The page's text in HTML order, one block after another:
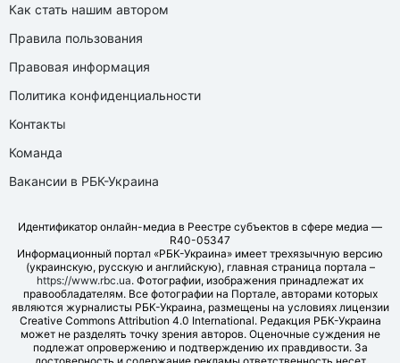
Как стать нашим автором
Правила пользования
Правовая информация
Политика конфиденциальности
Контакты
Команда
Вакансии в РБК-Украина
Идентификатор онлайн-медиа в Реестре субъектов в сфере медиа —
R40-05347
Информационный портал «РБК-Украина» имеет трехязычную версию
(украинскую, русскую и английскую), главная страница портала –
https://www.rbc.ua. Фотографии, изображения принадлежат их
правообладателям. Все фотографии на Портале, авторами которых
являются журналисты РБК-Украина, размещены на условиях лицензии
Creative Commons Attribution 4.0 International. Редакция РБК-Украина
может не разделять точку зрения авторов. Оценочные суждения не
подлежат опровержению и подтверждению их правдивости. За